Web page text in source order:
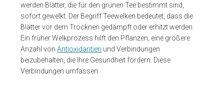
werden Blätter, die für den grünen Tee bestimmt sind,
sofort gewelkt. Der Begriff Teewelken bedeutet, dass die
Blätter vor dem Trocknen gedämpft oder erhitzt werden.
Ein früher Welkprozess hilft den Pflanzen, eine größere
Anzahl vonAntioxidantien und Verbindungen
beizubehalten, die Ihre Gesundheit fördern. Diese
Verbindungen umfassen: